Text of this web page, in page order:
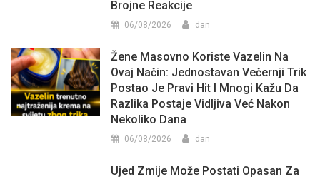
Brojne Reakcije
06/08/2026 dan
Žene Masovno Koriste Vazelin Na
Ovaj Način: Jednostavan Večernji Trik
Postao Je Pravi Hit I Mnogi Kažu Da
Razlika Postaje Vidljiva Već Nakon
Nekoliko Dana
06/08/2026 dan
Ujed Zmije Može Postati Opasan Za